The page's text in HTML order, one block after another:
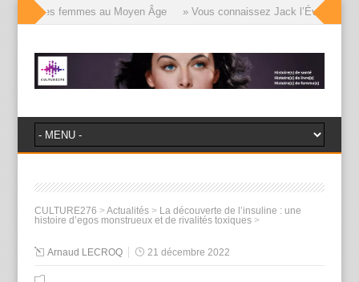
des femmes au Moyen Âge » Vous connaissez Jack l’Éventreur,
CULTURE276 >Actualités> La découverte de l’insuline : une
histoire d’egos monstrueux et de rivalités toxiques>
Arnaud LECROQ 21 décembre 2022